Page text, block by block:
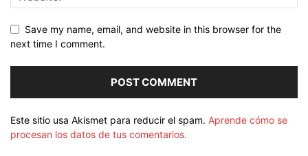
Save my name, email, and website in this browser for the
next time I comment.
Este sitio usa Akismet para reducir el spam. Aprende cómo se
procesan los datos de tus comentarios.